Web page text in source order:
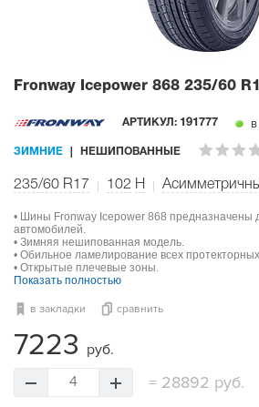
Fronway Icepower 868 235/60
АРТИКУЛ: 191777
ЗИМНИЕ НЕШИПОВАННЫЕ
235/60 R17 102 H
• Шины Fronway Icepower 868 предназначены
автомобилей.
• Зимняя нешипованная модель.
• Обильное ламелирование всех протекторных
• Открытые плечевые зоны.
Показать полностью
в закладки сравнить
7223 руб.
4 = 28892 руб.